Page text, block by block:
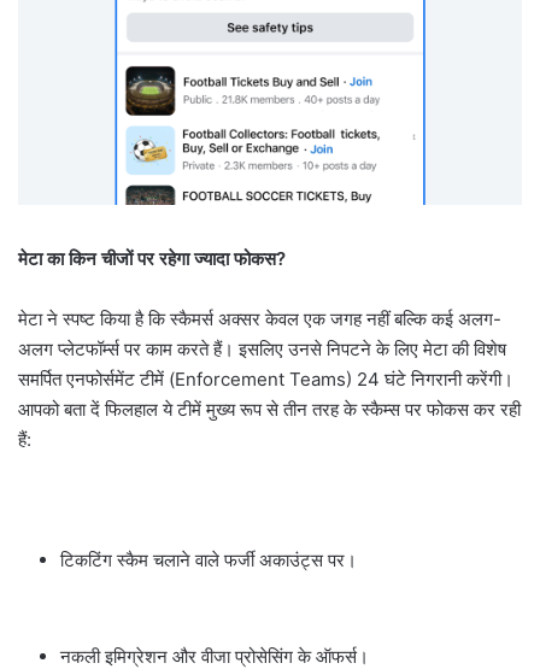
मेटा का किन चीजों पर रहेगा ज्यादा फोकस?
मेटा ने स्पष्ट किया है कि स्कैमर्स अक्सर केवल एक जगह नहीं बल्कि कई अलग-
अलग प्लेटफॉर्म्स पर काम करते हैं। इसलिए उनसे निपटने के लिए मेटा की विशेष
समर्पित एनफोर्समेंट टीमें (Enforcement Teams) 24 घंटे निगरानी करेंगी।
आपको बता दें फिलहाल ये टीमें मुख्य रूप से तीन तरह के स्कैम्स पर फोकस कर रही
हैं:
टिकटिंग स्कैम चलाने वाले फर्जी अकाउंट्स पर।
नकली इमिग्रेशन और वीजा प्रोसेसिंग के ऑफर्स।